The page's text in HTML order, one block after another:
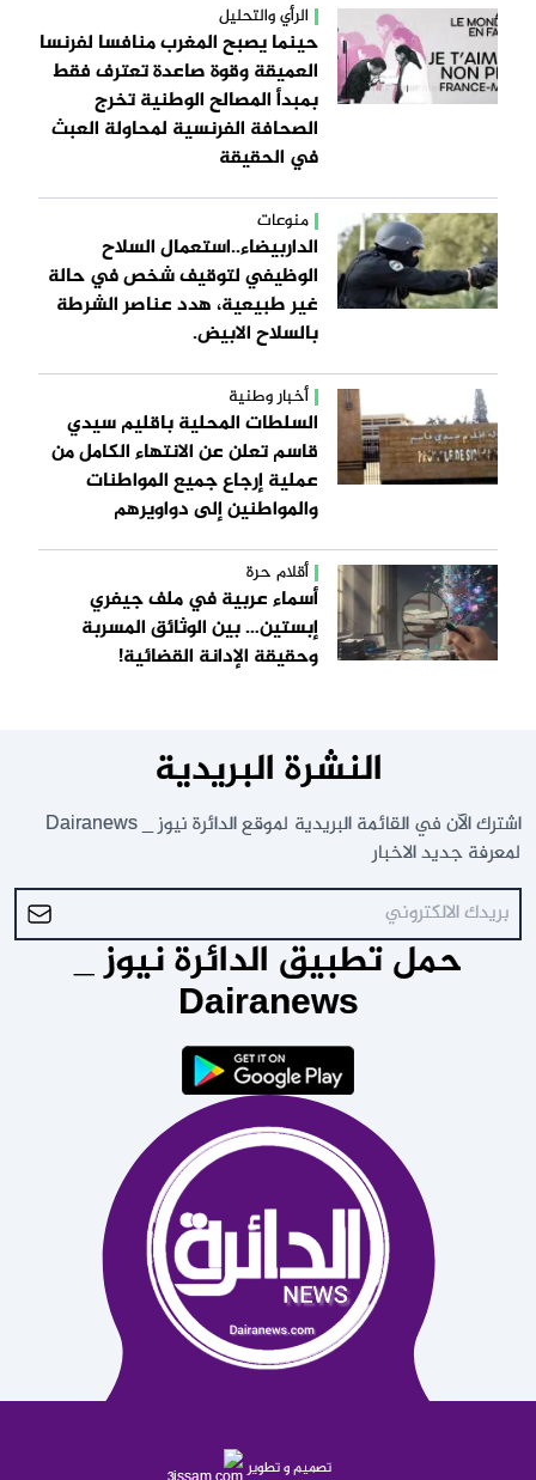
الرأي والتحليل
حينما يصبح المغرب منافسا لفرنسا
العميقة وقوة صاعدة تعترف فقط
بمبدأ المصالح الوطنية تخرج
الصحافة الفرنسية لمحاولة العبث
في الحقيقة
منوعات
الداربيضاء..استعمال السلاح
الوظيفي لتوقيف شخص في حالة
غير طبيعية، هدد عناصر الشرطة
بالسلاح الابيض.
أخبار وطنية
السلطات المحلية باقليم سيدي
قاسم تعلن عن الانتهاء الكامل من
عملية إرجاع جميع المواطنات
والمواطنين إلى دواويرهم
أقلام حرة
أسماء عربية في ملف جيفري
إبستين… بين الوثائق المسربة
وحقيقة الإدانة القضائية!
النشرة البريدية
اشترك الآن في القائمة البريدية لموقع الدائرة نيوز _ Dairanews
لمعرفة جديد الاخبار
حمل تطبيق الدائرة نيوز _
Dairanews
تصميم و تطوير